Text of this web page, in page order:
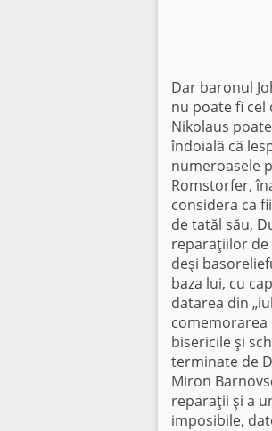
Dar baronul
nu poate fi cel
Nikolaus
îndoială că
numeroasele
Romstorfer,
considera ca
de tatăl său,
reparaţiilor de
deşi
baza lui, cu
datarea din
comemorarea
bisericile şi
terminate de
Miron
reparaţii şi a
imposibile,